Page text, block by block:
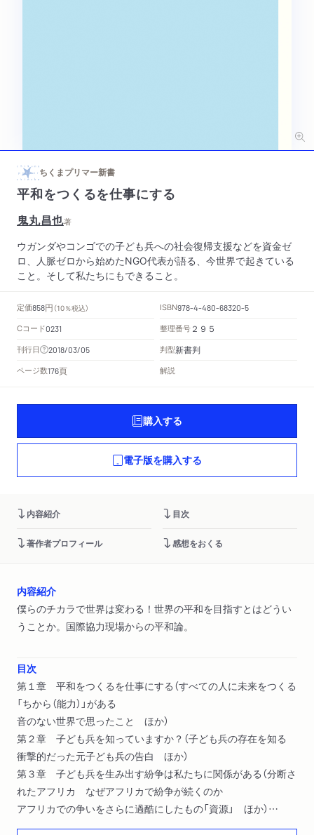
ちくまプリマー新書
平和をつくるを仕事にする
鬼丸昌也著
ウガンダやコンゴでの子ども兵への社会復帰支援などを資金ゼ
ロ、人脈ゼロから始めたNGO代表が語る、今世界で起きている
こと。そして私たちにもできること。
定価858円 （10％税込） ISBN978-4-480-68320-5
Cコード0231 整理番号 ２９５
刊行日 2018/03/05 判型新書判
ページ数176頁 解説
購入する
電子版を購入する
内容紹介 目次
著作者プロフィール 感想をおくる
内容紹介
僕らのチカラで世界は変わる！世界の平和を目指すとはどうい
うことか。国際協力現場からの平和論。
目次
第１章 平和をつくるを仕事にする（すべての人に未来をつくる
「ちから（能力）」がある
音のない世界で思ったこと ほか）
第２章 子ども兵を知っていますか？（子ども兵の存在を知る
衝撃的だった元子ども兵の告白 ほか）
第３章 子ども兵を生み出す紛争は私たちに関係がある（分断さ
れたアフリカ なぜアフリカで紛争が続くのか
アフリカでの争いをさらに過酷にしたもの「資源」 ほか）
第４章 僕たちは微力かもしれない、でも無力ではない（世界の